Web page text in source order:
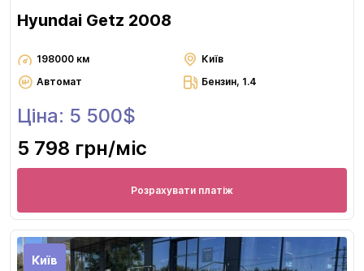
Hyundai Getz 2008
198000 км
Київ
Автомат
Бензин, 1.4
Ціна: 5 500$
5 798 грн/міс
Розрахувати платіж
Київ